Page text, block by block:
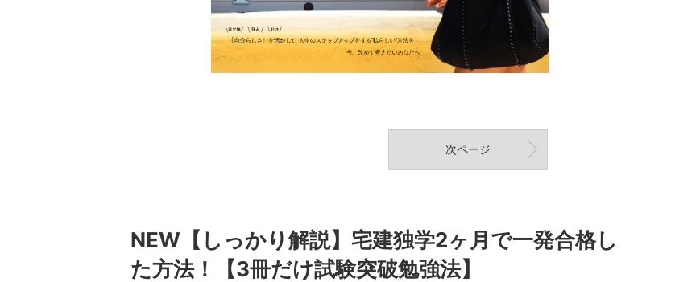
次ページ
NEW【しっかり解説】宅建独学2ヶ月で一発合格し
た方法！【3冊だけ試験突破勉強法】